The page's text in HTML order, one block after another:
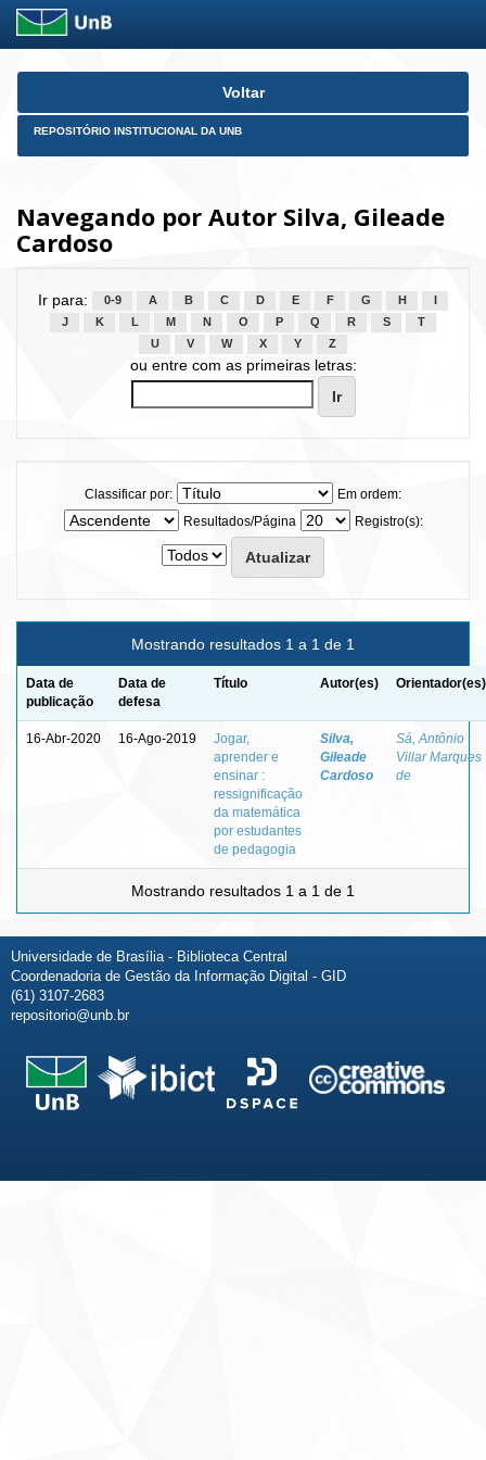
Skip
Voltar
REPOSITÓRIO INSTITUCIONAL DA UNB
Navegando por Autor Silva, Gileade
Cardoso
Ir para: 0-9 A B C D E F G H
J
K L M N O P Q R S
T
U
V W X Y Z
ou entre com as primeiras letras:
Classificar por:
Em ordem:
Resultados/Página
Registro(s):
Mostrando resultados 1 a 1 de 1
Data de
publicação
Data de
defesa
Título Autor(es) Orientador(es)
16-Abr-2020 16-Ago-2019
Jogar,
aprender e
ensinar :
ressignificação
da matemática
por estudantes
de pedagogia
Silva,
Gileade
Cardoso
Sá, Antônio
Villar Marques
de
Mostrando resultados 1 a 1 de 1
Universidade de Brasília - Biblioteca Central
Coordenadoria de Gestão da Informação Digital - GID
(61) 3107-2683
repositorio@unb.br